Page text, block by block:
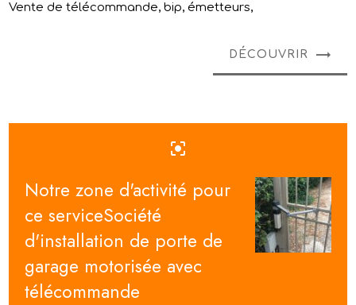
Vente de télécommande, bip, émetteurs,
DÉCOUVRIR
center_focus_strong
Notre zone d'activité pour
ce serviceSociété
d'installation de porte de
garage motorisée avec
télécommande